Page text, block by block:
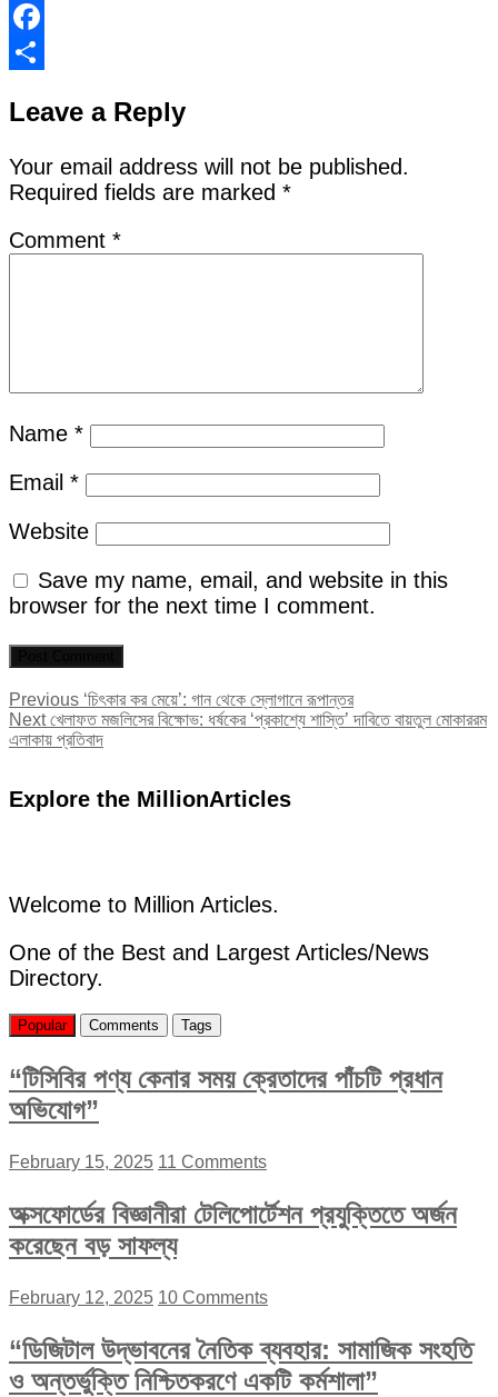
Facebook
Leave a Reply
Your email address will not be published.
Required fields are marked *
Comment *
Name *
Email *
Website
Save my name, email, and website in this
browser for the next time I comment.
Post
navigation
Previous Previous
post:
‘চিৎকার কর মেয়ে’: গান থেকে স্লোগানে রূপান্তর
Next Next
post:
খেলাফত মজলিসের বিক্ষোভ: ধর্ষকের ‘প্রকাশ্যে শাস্তি’ দাবিতে বায়তুল মোকাররম
এলাকায় প্রতিবাদ
Explore the MillionArticles
Welcome to Million Articles.
One of the Best and Largest Articles/News
Directory.
Popular Comments Tags
“টিসিবির পণ্য কেনার সময় ক্রেতাদের পাঁচটি প্রধান
অভিযোগ”
February 15, 2025 11 Comments
অক্সফোর্ডের বিজ্ঞানীরা টেলিপোর্টেশন প্রযুক্তিতে অর্জন
করেছেন বড় সাফল্য
February 12, 2025 10 Comments
“ডিজিটাল উদ্ভাবনের নৈতিক ব্যবহার: সামাজিক সংহতি
ও অন্তর্ভুক্তি নিশ্চিতকরণে একটি কর্মশালা”